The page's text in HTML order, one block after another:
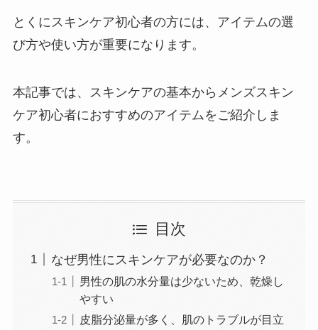
とくにスキンケア初心者の方には、アイテムの選
び方や使い方が重要になります。
本記事では、スキンケアの基本からメンズスキン
ケア初心者におすすめのアイテムをご紹介しま
す。
目次
なぜ男性にスキンケアが必要なのか？
男性の肌の水分量は少ないため、乾燥し
やすい
皮脂分泌量が多く、肌のトラブルが目立